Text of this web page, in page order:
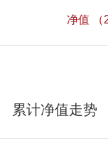
净值 （
累计净值走势